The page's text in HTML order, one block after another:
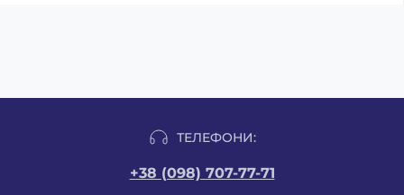
ТЕЛЕФОНИ:
+38 (098) 707-77-71